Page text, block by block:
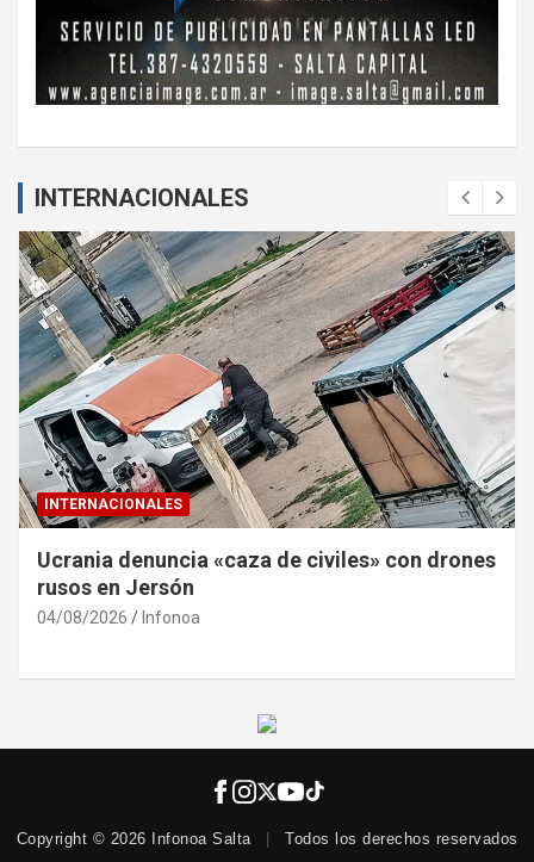
INTERNACIONALES
INTERNACIONALES
Ucrania denuncia «caza de civiles» con drones
rusos en Jersón
04/08/2026 Infonoa
Copyright © 2026 Infonoa Salta Todos los derechos reservados